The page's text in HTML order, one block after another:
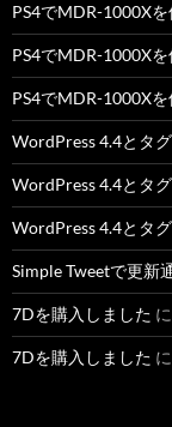
PS4でMDR-1000Xを
PS4でMDR-1000Xを
PS4でMDR-1000Xを
WordPress 4.4とタ
WordPress 4.4とタ
WordPress 4.4とタ
Simple Tweetで更新
7Dを購入しました に
7Dを購入しました に